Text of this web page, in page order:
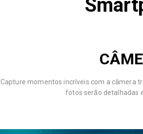
Capture momentos incríveis com a câmera
fotos serão detalhadas